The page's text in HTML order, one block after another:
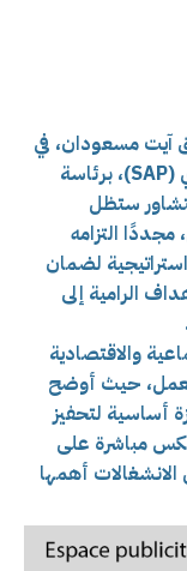
آيت مسعودان، في
لقائه مع وفد النقابة الجزائرية للشبه الطبي (SAP)، برئاسة
ستظل
التزامه
لضمان
الرامية إلى
والاقتصادية
حيث أوضح
أساسية لتحفيز
مباشرة على
أهمها